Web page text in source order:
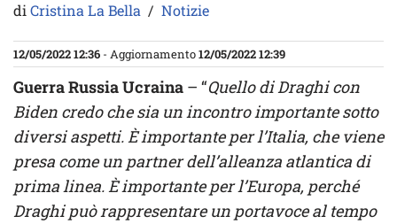
diCristina La Bella Notizie
12/05/2022 12:36 - Aggiornamento12/05/2022 12:39
Guerra Russia Ucraina – “Quello di Draghi con
Biden credo che sia un incontro importante sotto
diversi aspetti. È importante per l’Italia, che viene
presa come un partner dell’alleanza atlantica di
prima linea. È importante per l’Europa, perché
Draghi può rappresentare un portavoce al tempo